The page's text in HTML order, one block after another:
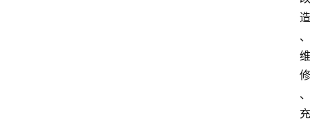
造
、
维
修
、
充